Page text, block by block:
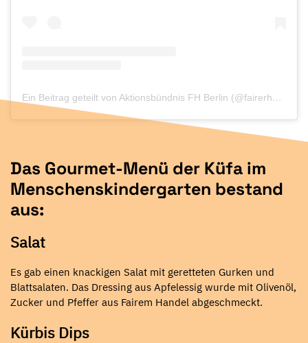
Ein Beitrag geteilt von Aktionsbündnis FH Berlin (@fairerhandelberlin)
Das Gourmet-Menü der Küfa im
Menschenskindergarten bestand
aus:
Salat
Es gab einen knackigen Salat mit geretteten Gurken und
Blattsalaten. Das Dressing aus Apfelessig wurde mit Olivenöl,
Zucker und Pfeffer aus Fairem Handel abgeschmeckt.
Kürbis Dips